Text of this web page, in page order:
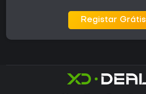
Registar Grátis